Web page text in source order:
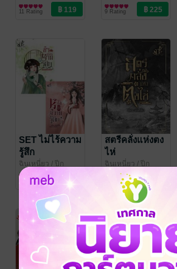
อนธการ
นิยายรักจีนโบราณ
11 Rating
นิยายรักจีนโบราณ
9 Rating
SET ไม่ไร้ความ
รู้สึก
ฉินเหนี่ยว / ปีก
อนธการ
นิยายรักจีนโบราณ
2 Rating
สตรีคลั่งแห่งตง
ไห่
ฉินเหนี่ยว / ปีก
อนธการ
นิยายรักจีนโบราณ
3 Rating